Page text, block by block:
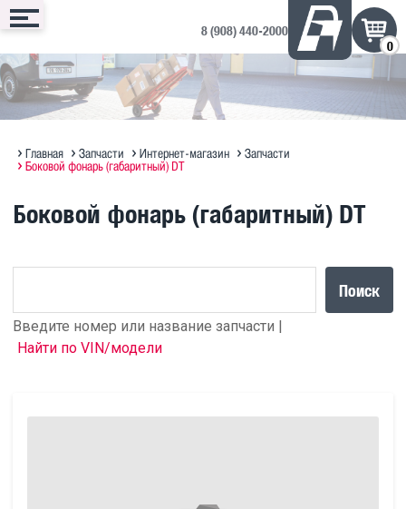
Сервис
Запись онлайн
Техническое обслуживание
Программирование блоков MAN
Кузовной ремонт
Запчасти
Интернет-магазин
Оригинальное масло MAN
Техника
Техника в продаже на ДРОМ ↗
Полезная информация по SITRAK
Доп. оборудование
Дополнительное оборудование
Контакты
Запись на сервис
Отзывы и предложения
8 (908) 440-2000
0
Главная Запчасти Интернет-магазин
Запчасти
Боковой фонарь (габаритный) DT
Боковой фонарь (габаритный) DT
Поиск
Введите номер или название запчасти |
Найти по VIN/модели